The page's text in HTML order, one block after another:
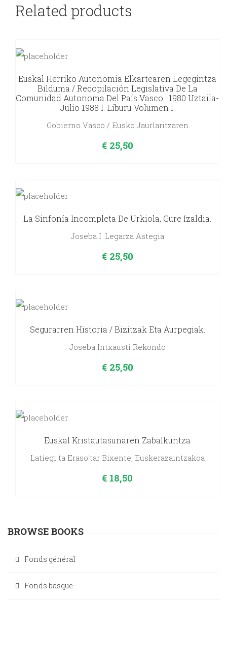
Related products
Euskal Herriko Autonomia Elkartearen Legegintza
Bilduma / Recopilación Legislativa De La
Comunidad Autonoma Del País Vasco : 1980 Uztaila-
Julio 1988 I. Liburu Volumen I.
Gobierno Vasco / Eusko Jaurlaritzaren
€25,50
La Sinfonía Incompleta De Urkiola, Gure Izaldia.
Joseba I. Legarza Astegia
€25,50
Segurarren Historia / Bizitzak Eta Aurpegiak.
Joseba Intxausti Rekondo
€25,50
Euskal Kristautasunaren Zabalkuntza
Latiegi ta Eraso'tar Bixente, Euskerazaintzakoa
€ 18,50
BROWSE BOOKS
Fonds général
Fonds basque